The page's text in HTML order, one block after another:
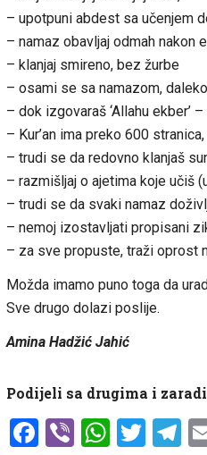
– upotpuni abdest sa učenjem
– namaz obavljaj odmah nakon
– klanjaj smireno, bez žurbe
– osami se sa namazom,
– dok izgovaraš ‘Allahu ekber’
– Kur’an ima preko 600
– trudi se da redovno klanjaš
– razmišljaj o ajetima koje učiš
– trudi se da svaki namaz
– nemoj izostavljati propisani
– za sve propuste, traži oprost
Možda imamo puno toga da
Sve drugo dolazi poslije.
Amina Hadžić Jahić
Podijeli sa drugima i
Facebook
Viber